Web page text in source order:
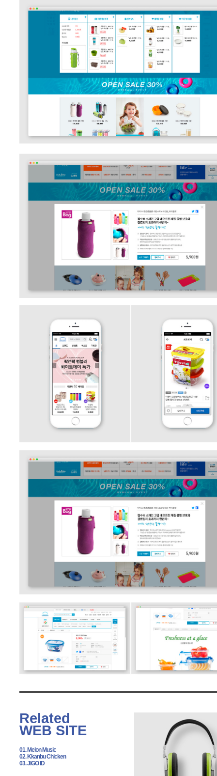
Related
WEB SITE
01. Melon Music
02. Kkanbu Chicken
03. JIGO ID